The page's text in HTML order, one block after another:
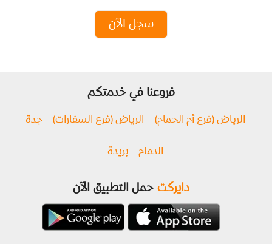
سجل الآن
فروعنا في خدمتكم
الرياض (فرع أم الحمام) الرياض (فرع السفارات) جدة
الدمام بريدة
دايركتحمل التطبيق الآن